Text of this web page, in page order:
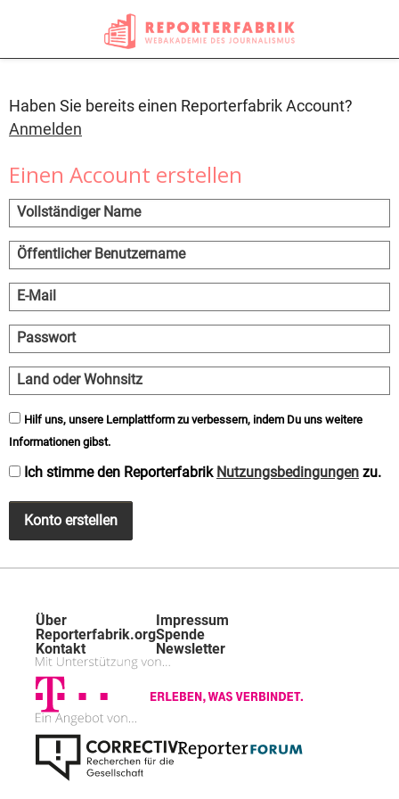
Haben Sie bereits einen Reporterfabrik Account?
Anmelden
Einen Account erstellen
Vollständiger Name
Öffentlicher Benutzername
E-Mail
Passwort
Land oder Wohnsitz
Hilf uns, unsere Lernplattform zu verbessern, indem Du uns weitere
Informationen gibst.
Ich stimme den Reporterfabrik Nutzungsbedingungen zu.
Konto erstellen
Über
Reporterfabrik.org
Kontakt
Impressum
Spende
Newsletter